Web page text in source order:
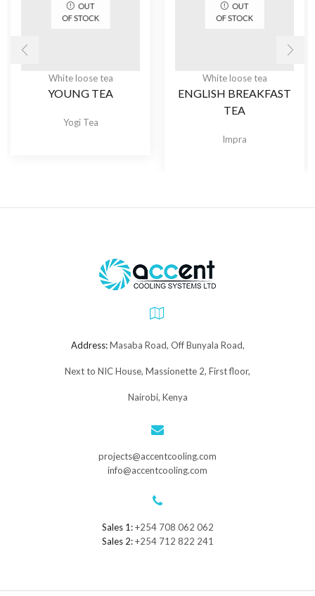
OUT
OF STOCK
White loose tea
YOUNG TEA
Yogi Tea
OUT
OF STOCK
White loose tea
ENGLISH BREAKFAST
TEA
Impra
Address:Masaba Road, Off Bunyala Road,
Next to NIC House, Massionette 2, First floor,
Nairobi, Kenya
projects@accentcooling.com
info@accentcooling.com
Sales 1:+254 708 062 062
Sales 2:+254 712 822 241